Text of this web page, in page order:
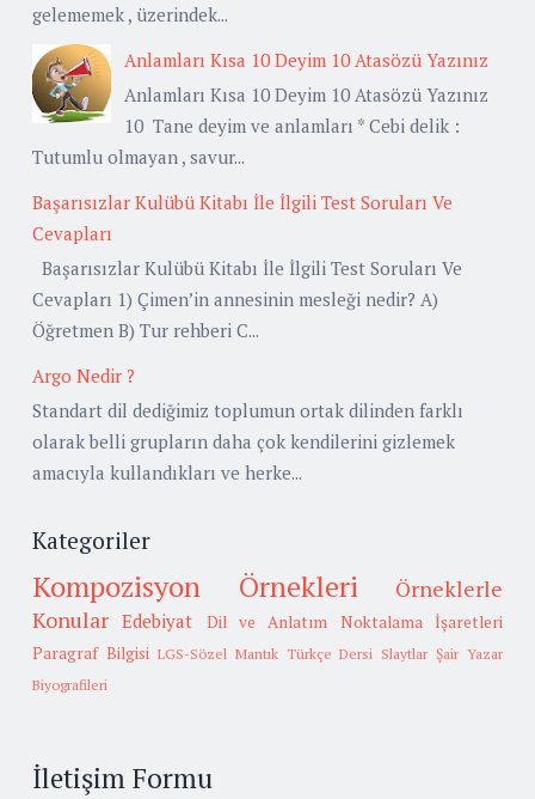
gelememek , üzerindek...
Anlamları Kısa 10 Deyim 10 Atasözü Yazınız
Anlamları Kısa 10 Deyim 10 Atasözü Yazınız
10 Tane deyim ve anlamları * Cebi delik :
Tutumlu olmayan , savur...
Başarısızlar Kulübü Kitabı İle İlgili Test Soruları Ve
Cevapları
Başarısızlar Kulübü Kitabı İle İlgili Test Soruları Ve
Cevapları 1) Çimen’in annesinin mesleği nedir? A)
Öğretmen B) Tur rehberi C...
Argo Nedir ?
Standart dil dediğimiz toplumun ortak dilinden farklı
olarak belli grupların daha çok kendilerini gizlemek
amacıyla kullandıkları ve herke...
Kategoriler
Kompozisyon Örnekleri
Örneklerle
Konular Edebiyat Dil ve Anlatım
Noktalama İşaretleri
Paragraf Bilgisi LGS-Sözel Mantık Türkçe Dersi Slaytlar Şair Yazar
Biyografileri
İletişim Formu